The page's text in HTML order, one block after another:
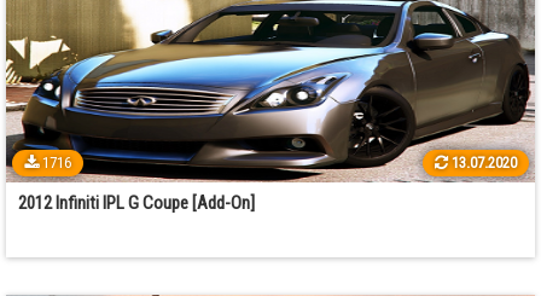
1716 13.07.2020
2012 Infiniti IPL G Coupe [Add-On]